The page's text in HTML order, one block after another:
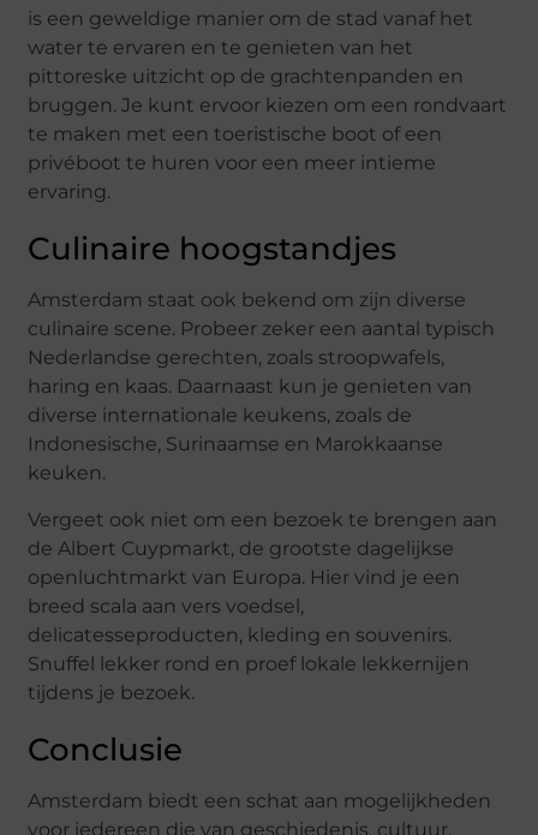
is een geweldige manier om de stad vanaf het
water te ervaren en te genieten van het
pittoreske uitzicht op de grachtenpanden en
bruggen. Je kunt ervoor kiezen om een rondvaart
te maken met een toeristische boot of een
privéboot te huren voor een meer intieme
ervaring.
Culinaire hoogstandjes
Amsterdam staat ook bekend om zijn diverse
culinaire scene. Probeer zeker een aantal typisch
Nederlandse gerechten, zoals stroopwafels,
haring en kaas. Daarnaast kun je genieten van
diverse internationale keukens, zoals de
Indonesische, Surinaamse en Marokkaanse
keuken.
Vergeet ook niet om een bezoek te brengen aan
de Albert Cuypmarkt, de grootste dagelijkse
openluchtmarkt van Europa. Hier vind je een
breed scala aan vers voedsel,
delicatesseproducten, kleding en souvenirs.
Snuffel lekker rond en proef lokale lekkernijen
tijdens je bezoek.
Conclusie
Amsterdam biedt een schat aan mogelijkheden
voor iedereen die van geschiedenis, cultuur,